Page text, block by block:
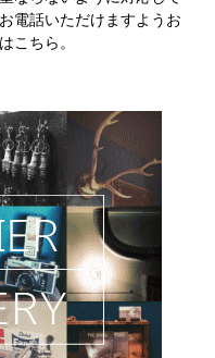
電話いただけますようお
こちら。